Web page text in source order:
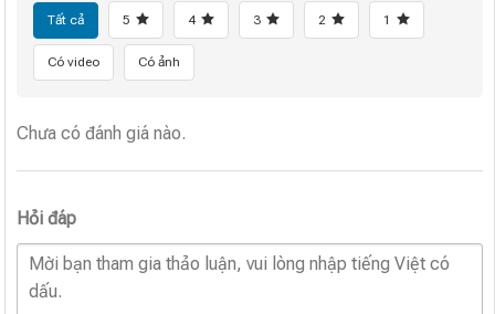
Tất cả 5 4 3 2 1
Có video Có ảnh
Chưa có đánh giá nào.
Hỏi đáp